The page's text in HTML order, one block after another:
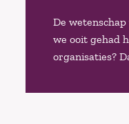
De
we ooit gehad
organisaties?